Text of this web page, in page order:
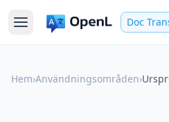
Doc
Hem›Användningsområden›